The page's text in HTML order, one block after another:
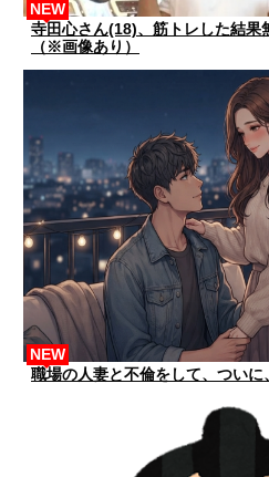
寺田心さん(18)、筋トレした結果
（※画像あり）
NEW
職場の人妻と不倫をして、ついに
NEW